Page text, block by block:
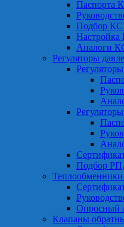
Паспорта
Подбор
Аналоги
Регуляторы
Подбор
Опросный
Клапаны